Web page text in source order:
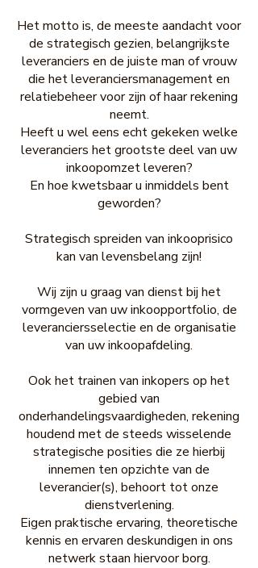
Het motto is, de meeste aandacht voor
de strategisch gezien, belangrijkste
leveranciers en de juiste man of vrouw
die het leveranciersmanagement en
relatiebeheer voor zijn of haar rekening
neemt.
Heeft u wel eens echt gekeken welke
leveranciers het grootste deel van uw
inkoopomzet leveren?
En hoe kwetsbaar u inmiddels bent
geworden?
Strategisch spreiden van inkooprisico
kan van levensbelang zijn!
Wij zijn u graag van dienst bij het
vormgeven van uw inkoopportfolio, de
leveranciersselectie en de organisatie
van uw inkoopafdeling.
Ook het trainen van inkopers op het
gebied van
onderhandelingsvaardigheden, rekening
houdend met de steeds wisselende
strategische posities die ze hierbij
innemen ten opzichte van de
leverancier(s), behoort tot onze
dienstverlening.
Eigen praktische ervaring, theoretische
kennis en ervaren deskundigen in ons
netwerk staan hiervoor borg.